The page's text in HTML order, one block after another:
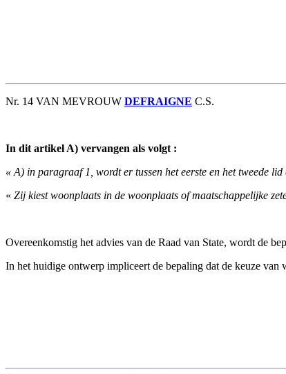
Nr. 14 VAN MEVROUW DEFRAIGNE C.S.
In dit artikel A) vervangen als volgt :
« A) in paragraaf 1, wordt er tussen het eerste en het tweede
« Zij kiest woonplaats in de woonplaats of maatschappelijke
Overeenkomstig het advies van de Raad van State, wordt de
In het huidige ontwerp impliceert de bepaling dat de keuze